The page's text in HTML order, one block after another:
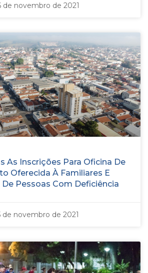
de novembro de 2021
As Inscrições Para Oficina De
Oferecida À Familiares E
Pessoas Com Deficiência
de novembro de 2021